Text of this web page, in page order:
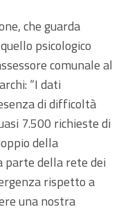
che guarda
psicologico
comunale al
“I dati
di difficoltà
7.500 richieste di
della
parte della rete dei
rispetto a
una nostra